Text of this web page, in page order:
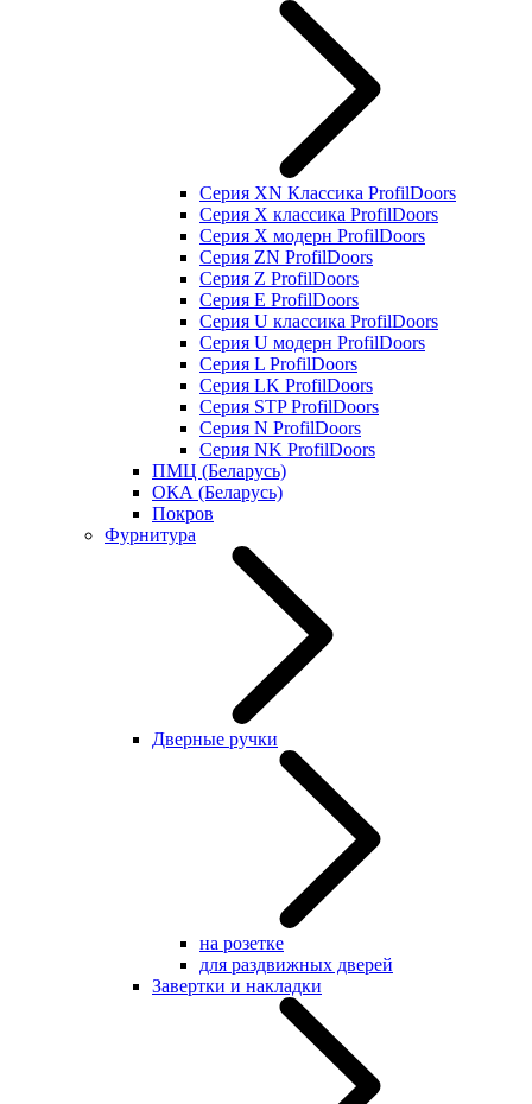
Серия XN Классика ProfilDoors
Серия Х классика ProfilDoors
Серия Х модерн ProfilDoors
Серия ZN ProfilDoors
Серия Z ProfilDoors
Серия Е ProfilDoors
Серия U классика ProfilDoors
Серия U модерн ProfilDoors
Серия L ProfilDoors
Серия LK ProfilDoors
Серия STP ProfilDoors
Cерия N ProfilDoors
Серия NK ProfilDoors
ПМЦ (Беларусь)
ОКА (Беларусь)
Покров
Фурнитура
Дверные ручки
на розетке
для раздвижных дверей
Завертки и накладки